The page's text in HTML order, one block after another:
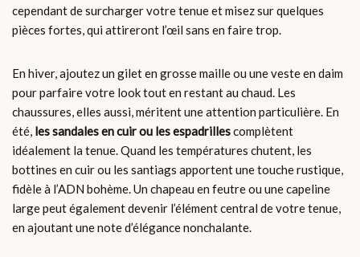
cependant de surcharger votre tenue et misez sur quelques
pièces fortes, qui attireront l’œil sans en faire trop.
En hiver, ajoutez un gilet en grosse maille ou une veste en daim
pour parfaire votre look tout en restant au chaud. Les
chaussures, elles aussi, méritent une attention particulière. En
été, les sandales en cuir ou les espadrillescomplètent
idéalement la tenue. Quand les températures chutent, les
bottines en cuir ou les santiags apportent une touche rustique,
fidèle à l’ADN bohème. Un chapeau en feutre ou une capeline
large peut également devenir l’élément central de votre tenue,
en ajoutant une note d’élégance nonchalante.